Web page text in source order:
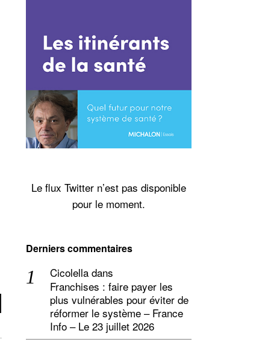
Le flux Twitter n’est pas disponible
pour le moment.
Derniers commentaires
Cicolella dans
Franchises : faire payer les
plus vulnérables pour éviter de
réformer le système – France
Info – Le 23 juillet 2026